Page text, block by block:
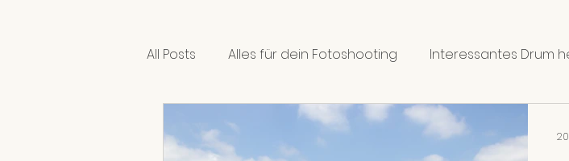
All Posts Alles für dein Fotoshooting Interessantes Drum
In meiner Gedankenwelt Fotostrecken zum Stöbern